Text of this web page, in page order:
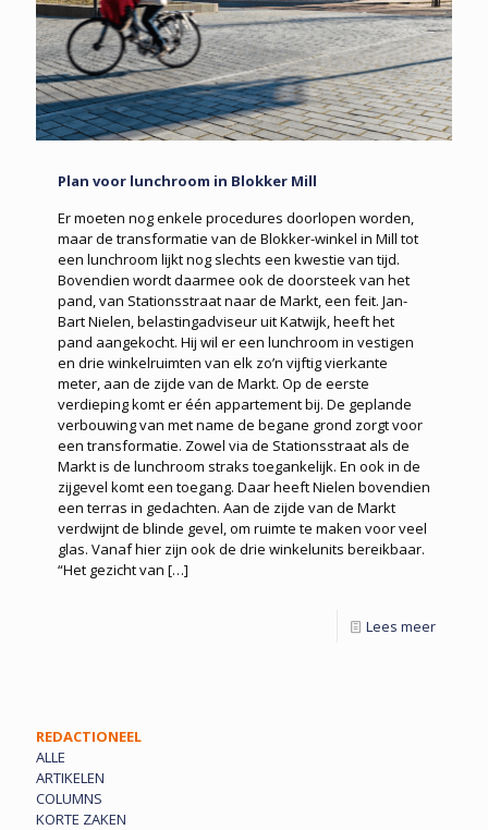
Plan voor lunchroom in Blokker Mill
Er moeten nog enkele procedures doorlopen worden,
maar de transformatie van de Blokker-winkel in Mill tot
een lunchroom lijkt nog slechts een kwestie van tijd.
Bovendien wordt daarmee ook de doorsteek van het
pand, van Stationsstraat naar de Markt, een feit. Jan-
Bart Nielen, belastingadviseur uit Katwijk, heeft het
pand aangekocht. Hij wil er een lunchroom in vestigen
en drie winkelruimten van elk zo’n vijftig vierkante
meter, aan de zijde van de Markt. Op de eerste
verdieping komt er één appartement bij. De geplande
verbouwing van met name de begane grond zorgt voor
een transformatie. Zowel via de Stationsstraat als de
Markt is de lunchroom straks toegankelijk. En ook in de
zijgevel komt een toegang. Daar heeft Nielen bovendien
een terras in gedachten. Aan de zijde van de Markt
verdwijnt de blinde gevel, om ruimte te maken voor veel
glas. Vanaf hier zijn ook de drie winkelunits bereikbaar.
“Het gezicht van […]
Lees meer
REDACTIONEEL
ALLE
ARTIKELEN
COLUMNS
KORTE ZAKEN